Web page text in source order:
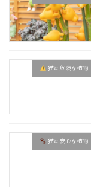
猫に危険な植物
猫に安心な植物